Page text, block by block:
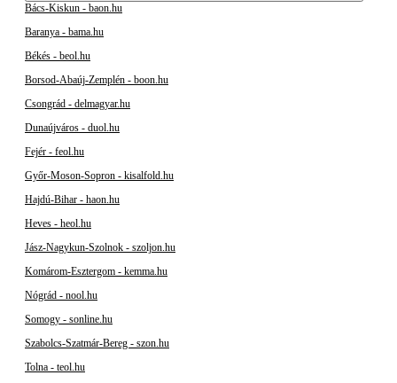
Bács-Kiskun - baon.hu
Baranya - bama.hu
Békés - beol.hu
Borsod-Abaúj-Zemplén - boon.hu
Csongrád - delmagyar.hu
Dunaújváros - duol.hu
Fejér - feol.hu
Győr-Moson-Sopron - kisalfold.hu
Hajdú-Bihar - haon.hu
Heves - heol.hu
Jász-Nagykun-Szolnok - szoljon.hu
Komárom-Esztergom - kemma.hu
Nógrád - nool.hu
Somogy - sonline.hu
Szabolcs-Szatmár-Bereg - szon.hu
Tolna - teol.hu